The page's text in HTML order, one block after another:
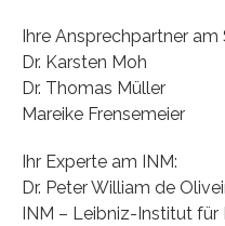
Ihre Ansprechpartner am
Dr. Karsten Moh
Dr. Thomas Müller
Mareike Frensemeier
Ihr Experte am INM:
Dr. Peter William de
INM – Leibniz-Institut für